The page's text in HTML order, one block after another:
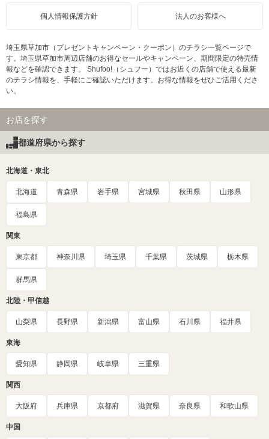
個人情報保護方針 法人のお客様へ
埼玉県草加市（プレゼントキャンペーン・クーポン）のチラシ一覧ページで
す。埼玉県草加市周辺店舗のお得なセールやキャンペーン、期間限定の特売情
報などを確認できます。 Shufoo!（シュフー）ではお近くの店舗で使える最新
のチラシ情報を、手軽にご確認いただけます。お得な情報をぜひご活用くださ
い。
お店を探す
都道府県から探す
北海道・東北
北海道 青森県 岩手県 宮城県 秋田県 山形県
福島県
関東
東京都 神奈川県 埼玉県 千葉県 茨城県 栃木県
群馬県
北陸・甲信越
山梨県 長野県 新潟県 富山県 石川県 福井県
東海
愛知県 静岡県 岐阜県 三重県
関西
大阪府 兵庫県 京都府 滋賀県 奈良県 和歌山県
中国